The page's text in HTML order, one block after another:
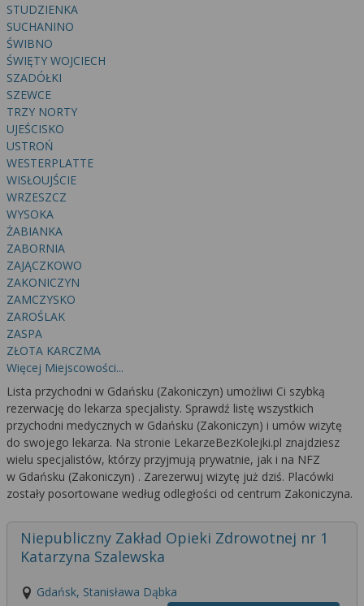
STUDZIENKA
SUCHANINO
ŚWIBNO
ŚWIĘTY WOJCIECH
SZADÓŁKI
SZEWCE
TRZY NORTY
UJEŚCISKO
USTROŃ
WESTERPLATTE
WISŁOUJŚCIE
WRZESZCZ
WYSOKA
ŻABIANKA
ZABORNIA
ZAJĄCZKOWO
ZAKONICZYN
ZAMCZYSKO
ZAROŚLAK
ZASPA
ZŁOTA KARCZMA
Więcej Miejscowości...
Lista przychodni w Gdańsku (Zakoniczyn) umożliwi Ci szybką
rezerwację do lekarza specjalisty. Sprawdź listę wszystkich
przychodni medycznych w Gdańsku (Zakoniczyn) i umów wizytę
do swojego lekarza. Na stronie LekarzeBezKolejki.pl znajdziesz
wielu specjalistów, którzy przyjmują prywatnie, jak i na NFZ
w Gdańsku (Zakoniczyn) . Zarezerwuj wizytę już dziś. Placówki
zostały posortowane według odległości od centrum Zakoniczyna.
Niepubliczny Zakład Opieki Zdrowotnej nr 1
Katarzyna Szalewska
Gdańsk, Stanisława Dąbka